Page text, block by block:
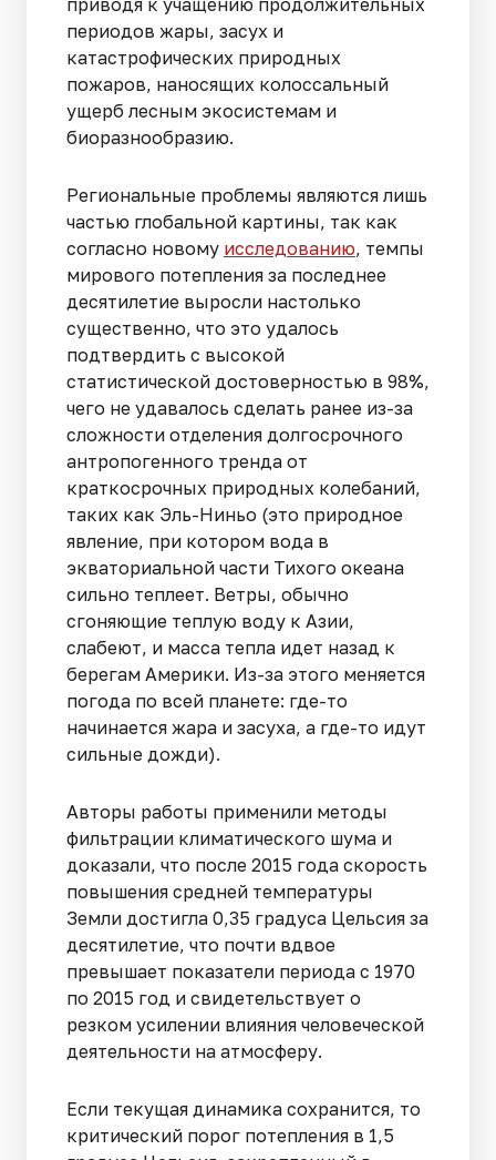
периодов жары, засух и
катастрофических природных
пожаров, наносящих колоссальный
ущерб лесным экосистемам и
биоразнообразию.
Региональные проблемы являются лишь
частью глобальной картины, так как
согласно новому исследованию, темпы
мирового потепления за последнее
десятилетие выросли настолько
существенно, что это удалось
подтвердить с высокой
статистической достоверностью в 98%,
чего не удавалось сделать ранее из-за
сложности отделения долгосрочного
антропогенного тренда от
краткосрочных природных колебаний,
таких как Эль-Ниньо (это природное
явление, при котором вода в
экваториальной части Тихого океана
сильно теплеет. Ветры, обычно
сгоняющие теплую воду к Азии,
слабеют, и масса тепла идет назад к
берегам Америки. Из-за этого меняется
погода по всей планете: где-то
начинается жара и засуха, а где-то идут
сильные дожди).
Авторы работы применили методы
фильтрации климатического шума и
доказали, что после 2015 года скорость
повышения средней температуры
Земли достигла 0,35 градуса Цельсия за
десятилетие, что почти вдвое
превышает показатели периода с 1970
по 2015 год и свидетельствует о
резком усилении влияния человеческой
деятельности на атмосферу.
Если текущая динамика сохранится, то
критический порог потепления в 1,5